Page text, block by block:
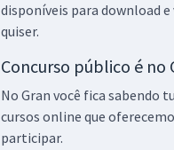
disponíveis para download
quiser.
Concurso público é no
No Gran você fica sabendo
cursos online que
participar.